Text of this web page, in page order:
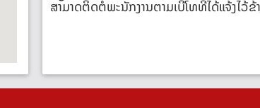
ສາມາດຕິດຕໍ່ພະນັກງານຕາມເບີໂທທີ່ໄດ້ແຈ້ງໄວ້ຂ້